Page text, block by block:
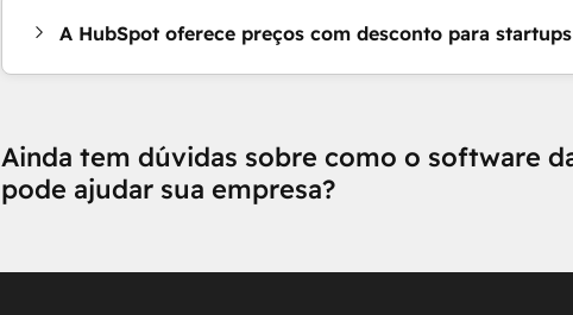
A HubSpot oferece preços com desconto para
Ainda tem dúvidas sobre como o software
pode ajudar sua empresa?